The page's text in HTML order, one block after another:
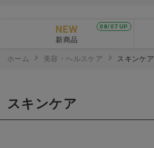
08/07 UP
NEW
新商品
ホーム 美容・ヘルスケア スキンケア
スキンケア